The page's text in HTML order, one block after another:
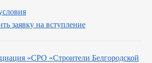
заявку на вступление
«СРО «Строители Белгородской